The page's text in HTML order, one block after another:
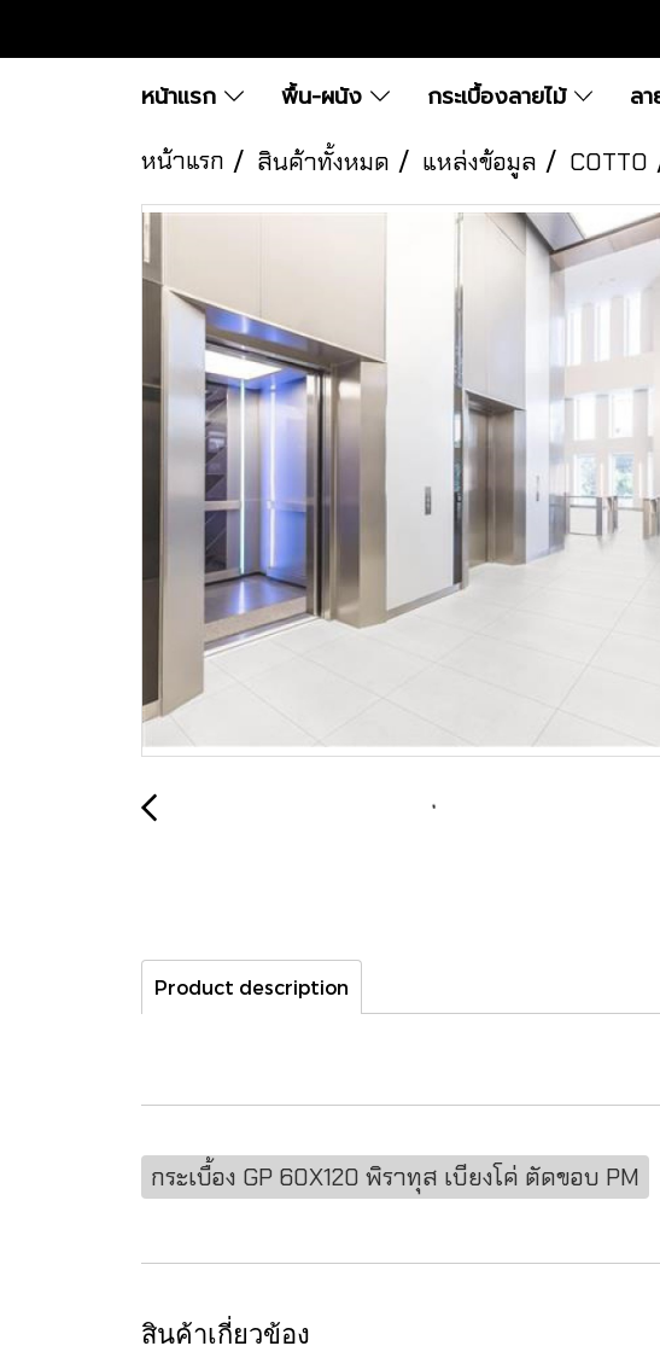
หน้าแรก พื้น-ผนัง กระเบื้องลายไม้ ล
หน้าแรก สินค้าทั้งหมด แหล่งข้อมูล COTTO
Product description
กระเบื้อง GP 60X120 พิราทุส เบียงโค่ ตัดขอบ PM
สินค้าเกี่ยวข้อง